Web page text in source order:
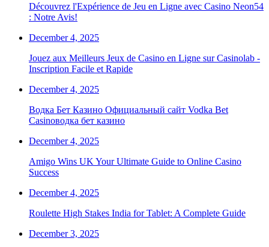
Découvrez l'Expérience de Jeu en Ligne avec Casino Neon54
: Notre Avis!
December 4, 2025
Jouez aux Meilleurs Jeux de Casino en Ligne sur Casinolab -
Inscription Facile et Rapide
December 4, 2025
Водка Бет Казино Официальный сайт Vodka Bet
Casinoводка бет казино
December 4, 2025
Amigo Wins UK Your Ultimate Guide to Online Casino
Success
December 4, 2025
Roulette High Stakes India for Tablet: A Complete Guide
December 3, 2025